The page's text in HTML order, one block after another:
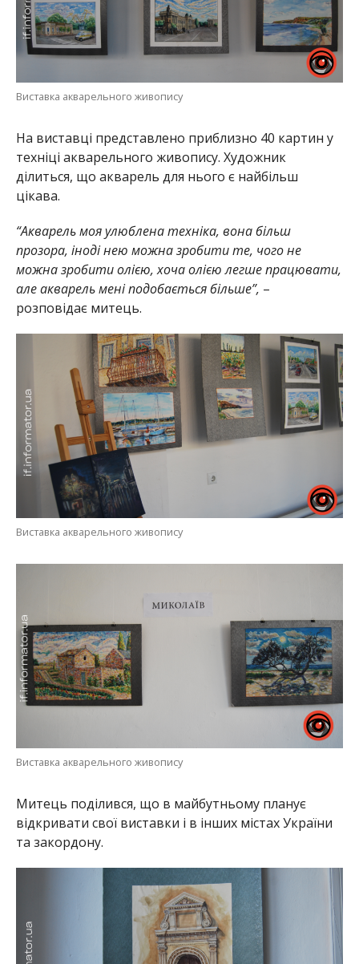
Виставка акварельного живопису
На виставці представлено приблизно 40 картин у
техніці акварельного живопису. Художник
ділиться, що акварель для нього є найбільш
цікава.
“Акварель моя улюблена техніка, вона більш
прозора, іноді нею можна зробити те, чого не
можна зробити олією, хоча олією легше працювати,
але акварель мені подобається більше”, –
розповідає митець.
Виставка акварельного живопису
Виставка акварельного живопису
Митець поділився, що в майбутньому планує
відкривати свої виставки і в інших містах України
та закордону.